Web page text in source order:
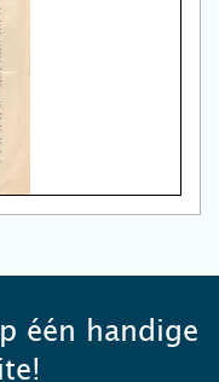
één handige